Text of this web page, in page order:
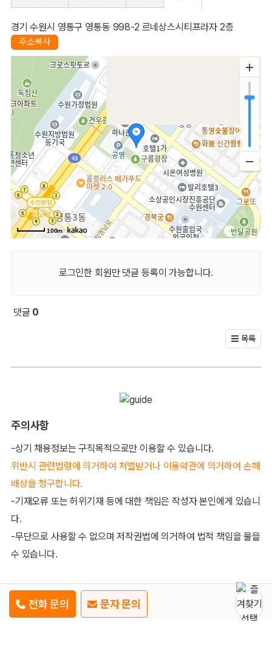
경기 수원시 영통구 영통동 998-2 르네상스시티프라자 2층
주소복사
100m
로그인한 회원만 댓글 등록이 가능합니다.
댓글 0
목록
주의사항
-상기 채용정보는 구직목적으로만 이용할 수 있습니다.
위반시 관련법령에 의거하여 처벌받거나 이용약관에 의거하여 손해
배상을 청구합니다.
-기재오류 또는 허위기재 등에 대한 책임은 작성자 본인에게 있습니
다.
-무단으로 사용할 수 없으며 저작권법에 의거하여 법적 책임을 물을
수 있습니다.
전화 문의 문자 문의